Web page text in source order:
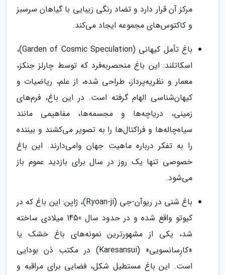
مرکز آن قرار دارد و تضاد رنگی زیبایی با گیاهان سرسبز
و کاکتوس‌های مجموعه ایجاد می‌کند.
باغ تأمل کیهانی (Garden of Cosmic Speculation)،
اسکاتلند: این باغ منحصربه‌فرد که توسط چارلز جنکز،
معمار و نظریه‌پرداز، طراحی شده، از علم، ریاضیات و
کیهان‌شناسی الهام گرفته است. در این باغ، فرم‌های
زمینی، دریاچه‌ها و مجسمه‌ها، مفاهیمی مانند
سیاه‌چاله‌ها و فراکتال‌ها را به تصویر می‌کشند و بیننده
را به تفکر درباره ماهیت جهان وامی‌دارند. این باغ
خصوصی تنها یک روز در سال برای بازدید عموم باز
می‌شود.
باغ شنی در ریوآن-جی (Ryoan-ji)، ژاپن: این باغ که در
کیوتو واقع شده و در حدود سال 1450 میلادی ساخته
شد، یکی از مشهورترین نمونه‌های باغ خشک یا
«کارِسانسویی» (Karesansui) در مکتب ذن بودایی
است. این باغ مستطیل شکل، فضایی برای مراقبه و